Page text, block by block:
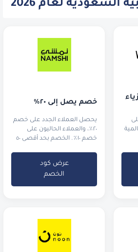
السعودية لعام 2026
حتى 80% خصم على أزياء
على
خصم يصل إلى ٢٠٪
يحصل العملاء الجدد على خصم
٢٠٪، والعملاء الحاليون على
خصم ١٠٪. الخصم بحد أقصى ٥٠
عرض كود
الخصم